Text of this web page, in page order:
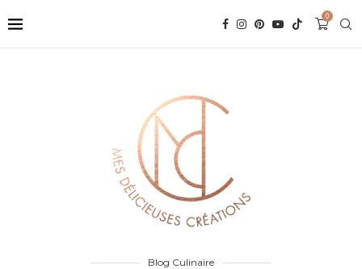
0
Blog Culinaire